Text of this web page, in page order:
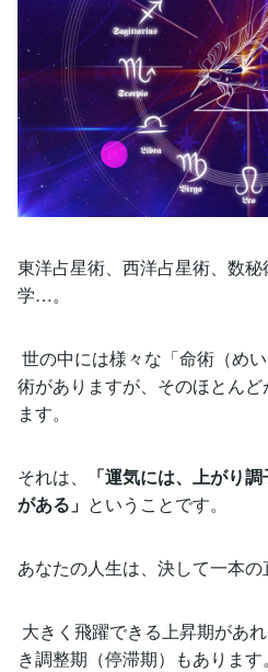
東洋占星術、西洋占星術、数
学…。
世の中には様々な「命術（め
術がありますが、そのほとん
ます。
それは、
「運気には、上がり
がある」 ということです。
あなたの人生は、決して一本の
大きく飛躍できる上昇期があ
き調整期（停滞期）もあります。